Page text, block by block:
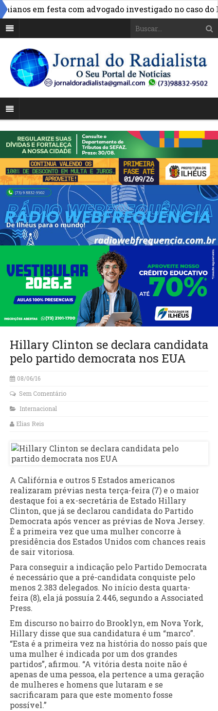
em festa com advogado investigado no caso do INSS
Hillary Clinton se declara candidata
pelo partido democrata nos EUA
08/06/16
Sem Comentário
Internacional
Elias Reis
A Califórnia e outros 5 Estados americanos
realizaram prévias nesta terça-feira (7) e o maior
destaque foi a ex-secretária de Estado Hillary
Clinton, que já se declarou candidata do Partido
Democrata após vencer as prévias de Nova Jersey.
É a primeira vez que uma mulher concorre à
presidência dos Estados Unidos com chances reais
de sair vitoriosa.
Para conseguir a indicação pelo Partido Democrata
é necessário que a pré-candidata conquiste pelo
menos 2.383 delegados. No início desta quarta-
feira (8), ela já possuía 2.446, segundo a Associated
Press.
Em discurso no bairro do Brooklyn, em Nova York,
Hillary disse que sua candidatura é um “marco”.
“Esta é a primeira vez na história do nosso país que
uma mulher é indicada por um dos grandes
partidos”, afirmou. “A vitória desta noite não é
apenas de uma pessoa, ela pertence a uma geração
de mulheres e homens que lutaram e se
sacrificaram para que este momento fosse
possível.”